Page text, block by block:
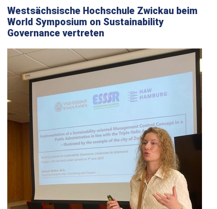
Westsächsische Hochschule Zwickau beim
World Symposium on Sustainability
Governance vertreten